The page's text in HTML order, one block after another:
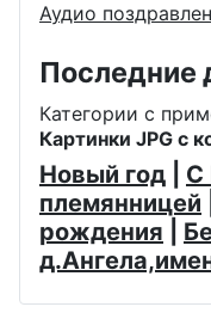
Аудио
Последние
Категории с
Картинки JPG с
Новый год
С
племянницей
рождения